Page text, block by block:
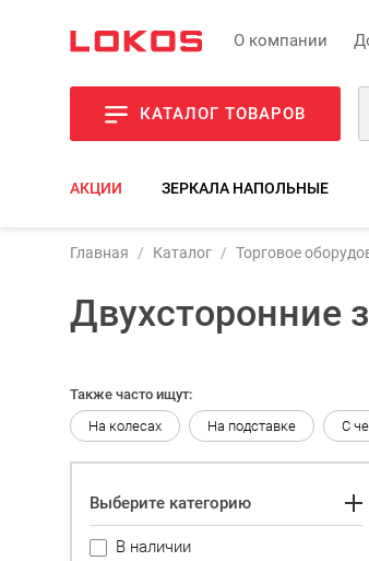
О компании
КАТАЛОГ ТОВАРОВ
АКЦИИ ЗЕРКАЛА НАПОЛЬНЫЕ
Главная Каталог Торговое
Двухсторонние
Также часто ищут:
На колесах
На подставке С
Выберите категорию
В наличии